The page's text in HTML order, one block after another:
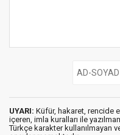
UYARI: Küfür, hakaret, rencide
içeren, imla kuralları ile
Türkçe karakter kullanılmayan